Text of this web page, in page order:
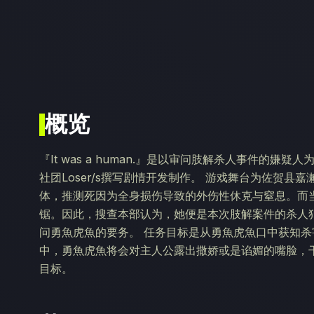
概览
『It was a human.』是以审问肢解杀人事件的嫌疑人
社团Loser/s撰写剧情开发制作。 游戏舞台为佐贺县嘉
体，推测死因为全身损伤导致的外伤性休克与窒息。
锯。因此，搜查本部认为，她便是本次肢解案件的杀
问勇魚虎魚的要务。 任务目标是从勇魚虎魚口中获知
中，勇魚虎魚将会对主人公露出撒娇或是谄媚的嘴脸
目标。